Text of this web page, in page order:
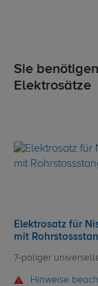
Sie
Elektrosätze
Elektrosatz für
mit
7-poliger
Hinweise